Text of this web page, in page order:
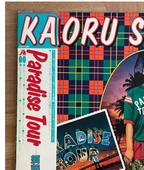
マイページ
GGについて
買取について
取り置きなどについて
Categories
New Arrivals
新譜
GG RECORD （当店のレーベル）